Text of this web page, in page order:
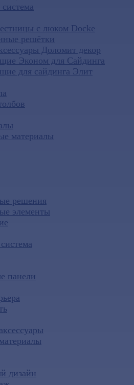
с люком Docke
решётки
Доломит декор
Эконом для Сайдинга
для cайдинга Элит
материалы
решения
элементы
панели
дизайн